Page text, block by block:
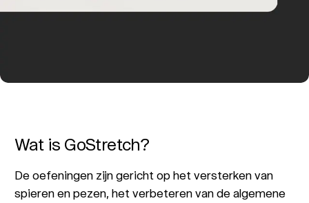
Wat is GoStretch?
De oefeningen zijn gericht op het versterken van
spieren en pezen, het verbeteren van de algemene